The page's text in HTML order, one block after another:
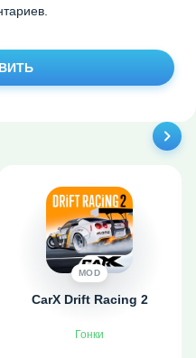
MOD
CarX Drift Racing 2
Гонки